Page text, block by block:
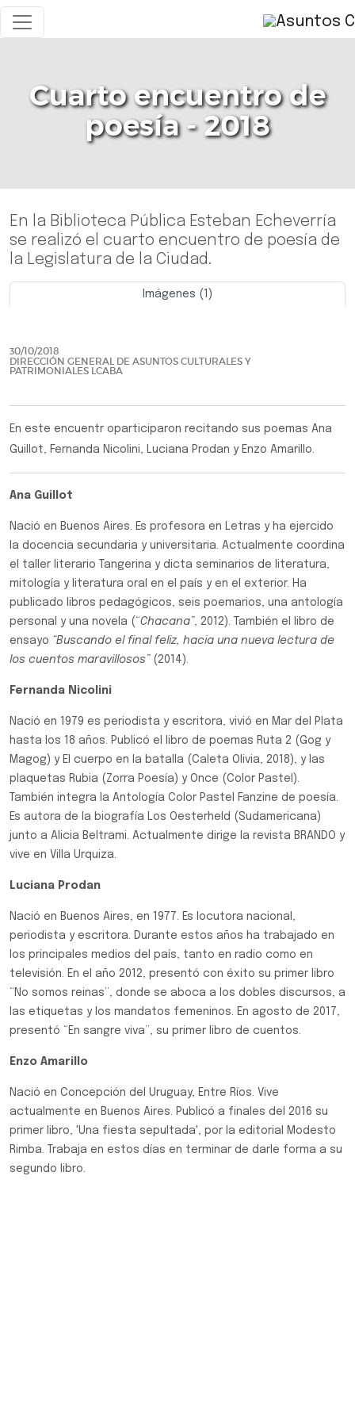
Cuarto encuentro de
poesía - 2018
En la Biblioteca Pública Esteban Echeverría
se realizó el cuarto encuentro de poesía de
la Legislatura de la Ciudad.
Imágenes (1)
30/10/2018
DIRECCIÓN GENERAL DE ASUNTOS CULTURALES Y
PATRIMONIALES LCABA
En este encuentr oparticiparon recitando sus poemas Ana
Guillot, Fernanda Nicolini, Luciana Prodan y Enzo Amarillo.
Ana Guillot
Nació en Buenos Aires. Es profesora en Letras y ha ejercido
la docencia secundaria y universitaria. Actualmente coordina
el taller literario Tangerina y dicta seminarios de literatura,
mitología y literatura oral en el país y en el exterior. Ha
publicado libros pedagógicos, seis poemarios, una antología
personal y una novela (“ Chacana”, 2012). También el libro de
ensayo
“Buscando el final feliz, hacia una nueva lectura de
los cuentos maravillosos” (2014).
Fernanda Nicolini
Nació en 1979 es periodista y escritora, vivió en Mar del Plata
hasta los 18 años. Publicó el libro de poemas Ruta 2 (Gog y
Magog) y El cuerpo en la batalla (Caleta Olivia, 2018), y las
plaquetas Rubia (Zorra Poesía) y Once (Color Pastel).
También integra la Antología Color Pastel Fanzine de poesía.
Es autora de la biografía Los Oesterheld (Sudamericana)
junto a Alicia Beltrami. Actualmente dirige la revista BRANDO y
vive en Villa Urquiza.
Luciana Prodan
Nació en Buenos Aires, en 1977. Es locutora nacional,
periodista y escritora. Durante estos años ha trabajado en
los principales medios del país, tanto en radio como en
televisión. En el año 2012, presentó con éxito su primer libro
“No somos reinas”, donde se aboca a los dobles discursos, a
las etiquetas y los mandatos femeninos. En agosto de 2017,
presentó “En sangre viva”, su primer libro de cuentos.
Enzo Amarillo
Nació en Concepción del Uruguay, Entre Ríos. Vive
actualmente en Buenos Aires. Publicó a finales del 2016 su
primer libro, 'Una fiesta sepultada', por la editorial Modesto
Rimba. Trabaja en estos días en terminar de darle forma a su
segundo libro.